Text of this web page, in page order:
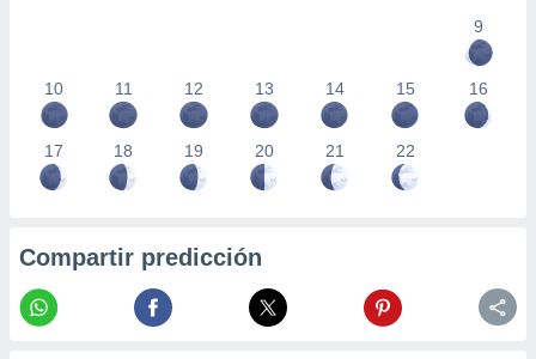
9
10 11 12 13 14 15 16
17 18 19 20 21 22
Compartir predicción